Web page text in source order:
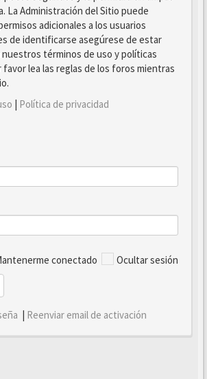
La Administración del Sitio puede
adicionales a los usuarios
de identificarse asegúrese de estar
nuestros términos de uso y políticas
favor lea las reglas de los foros mientras
| Política de privacidad
conectado Ocultar sesión
| Reenviar email de activación